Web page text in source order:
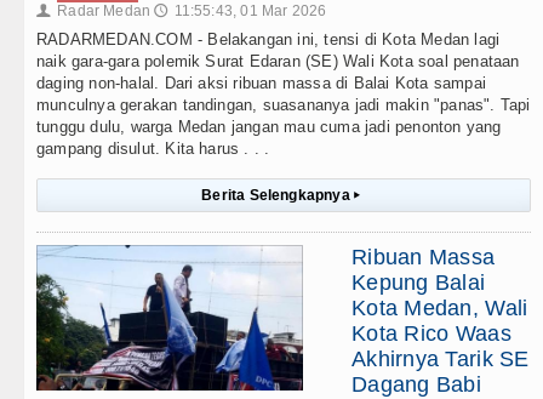
👤 Radar Medan 🕔 11:55:43, 01 Mar 2026
RADARMEDAN.COM - Belakangan ini, tensi di Kota Medan lagi
naik gara-gara polemik Surat Edaran (SE) Wali Kota soal penataan
daging non-halal. Dari aksi ribuan massa di Balai Kota sampai
munculnya gerakan tandingan, suasananya jadi makin "panas". Tapi
tunggu dulu, warga Medan jangan mau cuma jadi penonton yang
gampang disulut. Kita harus . . .
Berita Selengkapnya ▸
Ribuan Massa
Kepung Balai
Kota Medan, Wali
Kota Rico Waas
Akhirnya Tarik SE
Dagang Babi